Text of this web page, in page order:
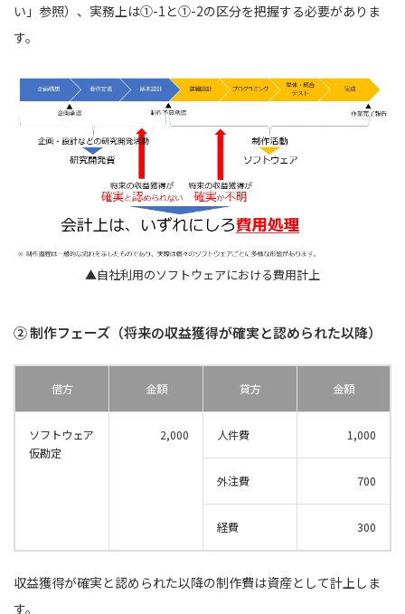
い」参照）、実務上は①-1と①-2の区分を把握する必要がありま
す。
▲自社利用のソフトウェアにおける費用計上
② 制作フェーズ（将来の収益獲得が確実と認められた以降）
借方 金額 貸方 金額
ソフトウェア
仮勘定
2,000 人件費 1,000
外注費 700
経費 300
収益獲得が確実と認められた以降の制作費は資産として計上しま
す。